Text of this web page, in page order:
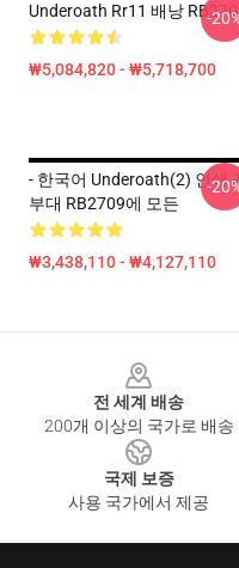
Underoath Rr11 배낭
₩5,084,820 - ₩5,718,700
-
- 한국어 Underoath(2) 인쇄
부대 RB2709에 모든
₩3,438,110 - ₩4,127,110
-
전 세계 배송
200개 이상의 국가로 배송
국제 보증
사용 국가에서 제공